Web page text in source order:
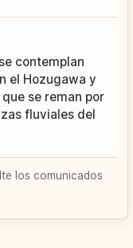
contemplan
el Hozugawa y
se reman por
fluviales del
los comunicados